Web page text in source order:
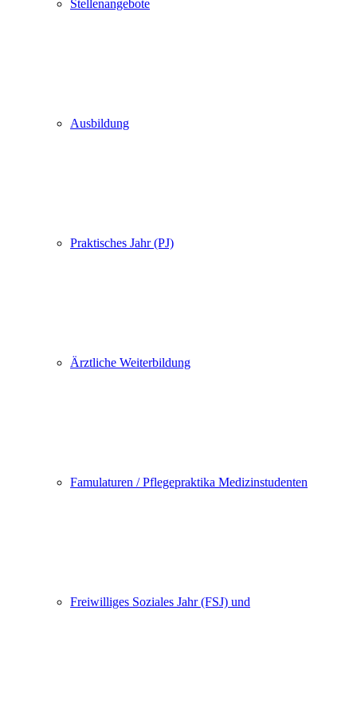
Stellenangebote
Ausbildung
Praktisches Jahr (PJ)
Ärztliche Weiterbildung
Famulaturen / Pflegepraktika Medizinstudenten
Freiwilliges Soziales Jahr (FSJ) und